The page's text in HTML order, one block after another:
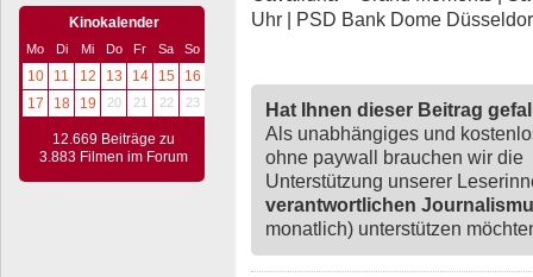
Kinokalender
Mo Di Mi Do Fr Sa So
10 11 12 13 14 15
16
17
18 19 20 21 22 23
12.669 Beiträge zu
3.883 Filmen im Forum
Uhr | PSD Bank Dome
Hat Ihnen dieser Beitrag
Als unabhängiges und
ohne paywall brauchen wir die
Unterstützung unserer
verantwortlichen
monatlich) unterstützen